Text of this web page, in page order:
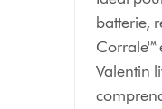
batterie,
Corrale™
Valentin